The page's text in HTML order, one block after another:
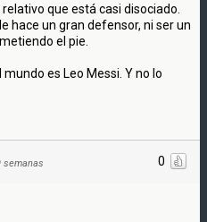
que está casi disociado.
hace un gran defensor, ni ser un
el pie.
es Leo Messi. Y no lo
0
semanas